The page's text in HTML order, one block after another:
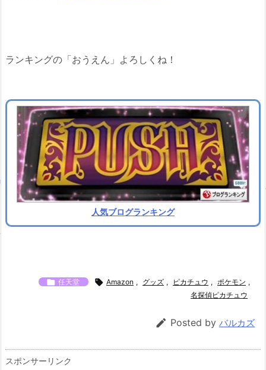
ランキングの「おうえん」よろしくね！
人気ブログランキング
 任天堂  Amazon , グッズ , ピカチュウ , ポケモン ,
名探偵ピカチュウ
 Posted by バルカズ
スポンサーリンク